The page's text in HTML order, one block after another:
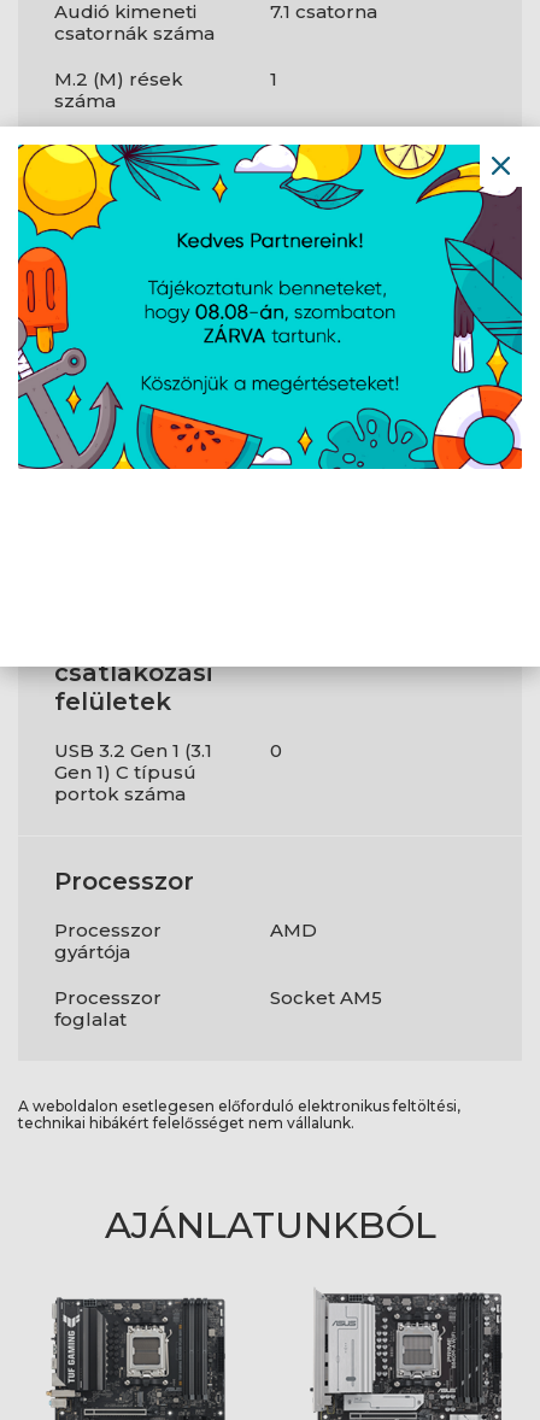
Audió kimeneti
csatornák száma
7.1 csatorna
M.2 (M) rések
száma
1
USB 3.2 Gen 1 (3.1
Gen 1) csatlakozók
1
TPM-csatlakozó
Igen
USB 3.2 Gen 1 (3.1
Gen 1) A típusú
portok száma
Wi-Fi
Nem
PCI-expressz x1
(Gen 3.x)
bővítőhelyek
1
csatlakozási
felületek
USB 3.2 Gen 1 (3.1
Gen 1) C típusú
portok száma
0
Processzor
Processzor
gyártója
AMD
Processzor
foglalat
Socket AM5
A weboldalon esetlegesen előforduló elektronikus feltöltési,
technikai hibákért felelősséget nem vállalunk.
AJÁNLATUNKBÓL